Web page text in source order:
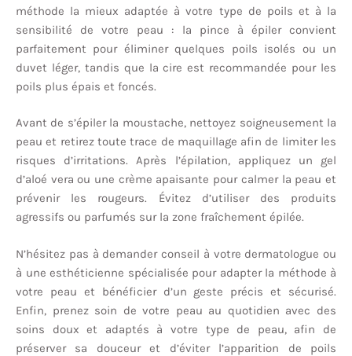
méthode la mieux adaptée à votre type de poils et à la
sensibilité de votre peau : la pince à épiler convient
parfaitement pour éliminer quelques poils isolés ou un
duvet léger, tandis que la cire est recommandée pour les
poils plus épais et foncés.
Avant de s’épiler la moustache, nettoyez soigneusement la
peau et retirez toute trace de maquillage afin de limiter les
risques d’irritations. Après l’épilation, appliquez un gel
d’aloé vera ou une crème apaisante pour calmer la peau et
prévenir les rougeurs. Évitez d’utiliser des produits
agressifs ou parfumés sur la zone fraîchement épilée.
N’hésitez pas à demander conseil à votre dermatologue ou
à une esthéticienne spécialisée pour adapter la méthode à
votre peau et bénéficier d’un geste précis et sécurisé.
Enfin, prenez soin de votre peau au quotidien avec des
soins doux et adaptés à votre type de peau, afin de
préserver sa douceur et d’éviter l’apparition de poils